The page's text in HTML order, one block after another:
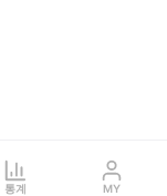
통계 MY